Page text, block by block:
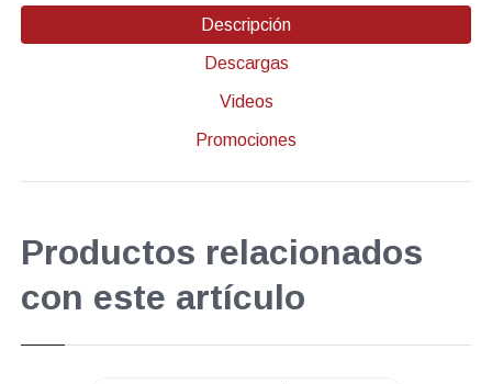
Descripción
Descargas
Videos
Promociones
Productos relacionados
con este artículo